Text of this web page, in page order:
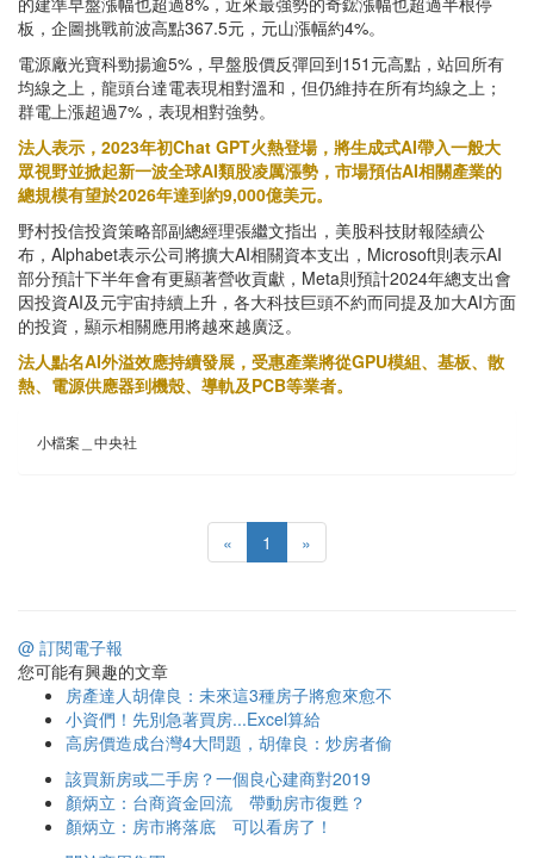
板，企圖挑戰前波高點367.5元，元山漲幅約4%。
電源廠光寶科勁揚逾5%，早盤股價反彈回到151元高點，站回所有
均線之上，龍頭台達電表現相對溫和，但仍維持在所有均線之上；
群電上漲超過7%，表現相對強勢。
法人表示，2023年初Chat GPT火熱登場，將生成式AI帶入一般大
眾視野並掀起新一波全球AI類股凌厲漲勢，市場預估AI相關產業的
總規模有望於2026年達到約9,000億美元。
野村投信投資策略部副總經理張繼文指出，美股科技財報陸續公
布，Alphabet表示公司將擴大AI相關資本支出，Microsoft則表示AI
部分預計下半年會有更顯著營收貢獻，Meta則預計2024年總支出會
因投資AI及元宇宙持續上升，各大科技巨頭不約而同提及加大AI方面
的投資，顯示相關應用將越來越廣泛。
法人點名AI外溢效應持續發展，受惠產業將從GPU模組、基板、散
熱、電源供應器到機殼、導軌及PCB等業者。
小檔案＿中央社
« 1 »
@ 訂閱電子報
您可能有興趣的文章
房產達人胡偉良：未來這3種房子將愈來愈不
小資們！先別急著買房...Excel算給
高房價造成台灣4大問題，胡偉良：炒房者偷
該買新房或二手房？一個良心建商對2019
顏炳立：台商資金回流 帶動房市復甦？
顏炳立：房市將落底 可以看房了！